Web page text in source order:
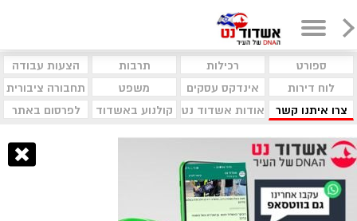
ספורט רכילות תרבות
הצעות עבודה
לוח דירות
אינדקס עסקים משפט
תחבורה ציבורית
צרו איתנו קשר
אודות אשדוד נט קולנוע באשדוד לפרסום באתר